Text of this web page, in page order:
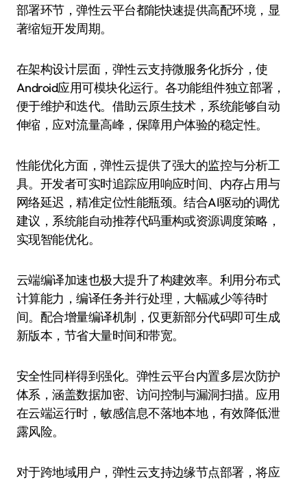
部署环节，弹性云平台都能快速提供高配环境，显
著缩短开发周期。
在架构设计层面，弹性云支持微服务化拆分，使
Android应用可模块化运行。各功能组件独立部署，
便于维护和迭代。借助云原生技术，系统能够自动
伸缩，应对流量高峰，保障用户体验的稳定性。
性能优化方面，弹性云提供了强大的监控与分析工
具。开发者可实时追踪应用响应时间、内存占用与
网络延迟，精准定位性能瓶颈。结合AI驱动的调优
建议，系统能自动推荐代码重构或资源调度策略，
实现智能优化。
云端编译加速也极大提升了构建效率。利用分布式
计算能力，编译任务并行处理，大幅减少等待时
间。配合增量编译机制，仅更新部分代码即可生成
新版本，节省大量时间和带宽。
安全性同样得到强化。弹性云平台内置多层次防护
体系，涵盖数据加密、访问控制与漏洞扫描。应用
在云端运行时，敏感信息不落地本地，有效降低泄
露风险。
对于跨地域用户，弹性云支持边缘节点部署，将应